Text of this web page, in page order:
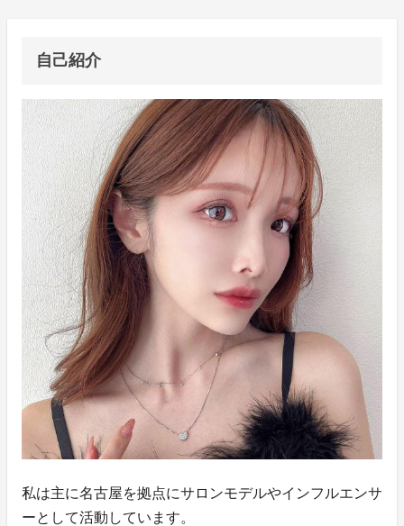
自己紹介
私は主に名古屋を拠点にサロンモデルやインフルエンサ
ーとして活動しています。